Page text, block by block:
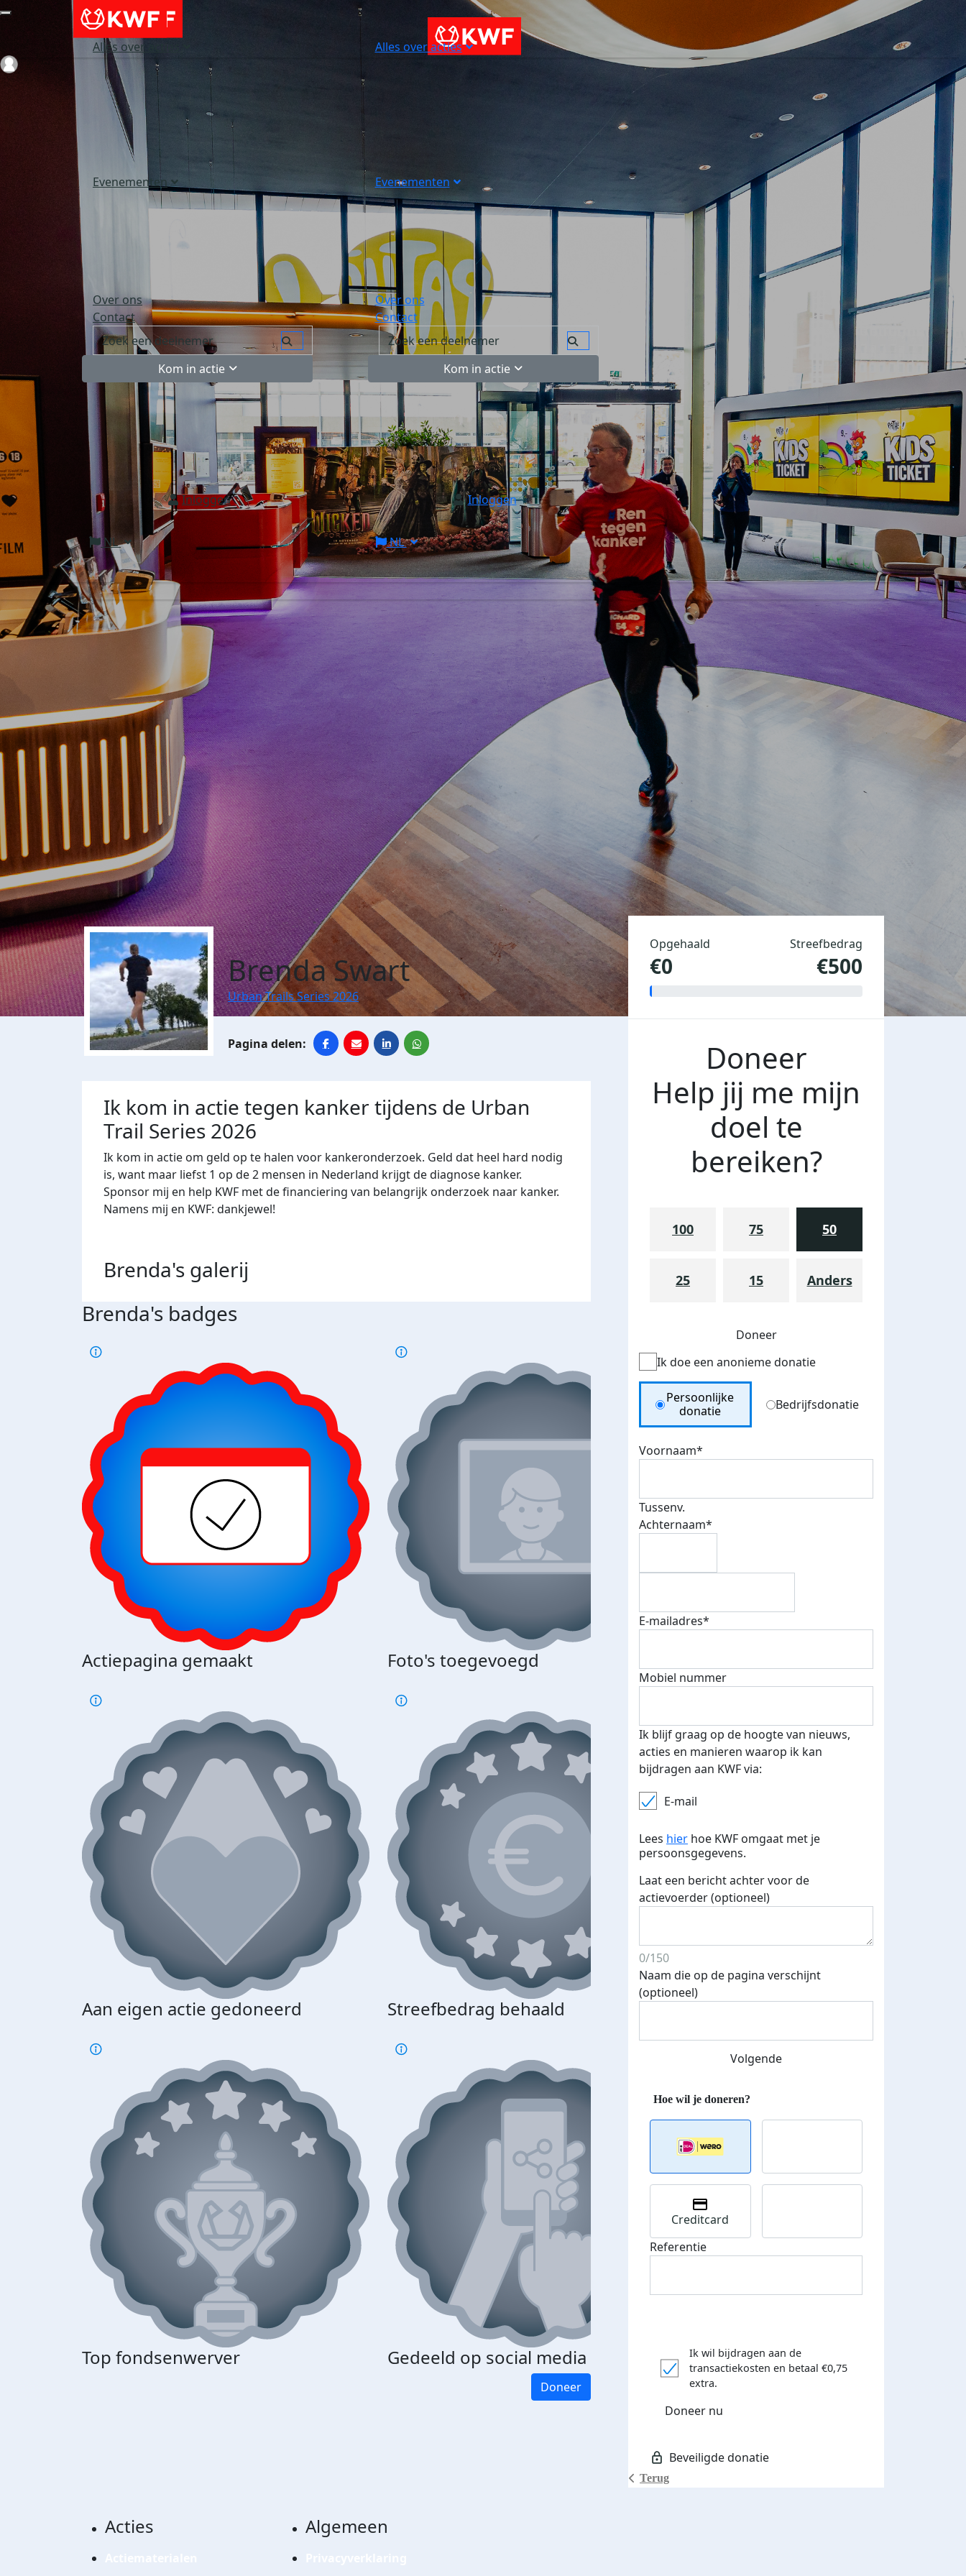
Alles over acties
Evenementen
Over ons
Contact
Kom in actie
Inloggen
NL
Alles over acties
Evenementen
Over ons
Contact
Kom in actie
Inloggen
NL
Login
Brenda Swart
Urban Trails Series 2026
Ik kom in actie tegen kanker tijdens de Urban
Trail Series 2026
Ik kom in actie om geld op te halen voor kankeronderzoek. Geld dat heel hard nodig
is, want maar liefst 1 op de 2 mensen in Nederland krijgt de diagnose kanker.
Sponsor mij en help KWF met de financiering van belangrijk onderzoek naar kanker.
Namens mij en KWF: dankjewel!
Brenda's galerij
Brenda's badges
Actiepagina gemaakt Foto's toegevoegd
Aan eigen actie gedoneerd Streefbedrag behaald Streefbedrag verhoogd
Top fondsenwerver Gedeeld op social media Donateurs bedankt
Doneer
Opgehaald
€0
Streefbedrag
€500
Doneer
Help jij me mijn
doel te
bereiken?
100 75 50
25 15 Anders
Doneer
Ik doe een anonieme donatie
Donation Type
Persoonlijke
donatie
Bedrijfsdonatie
Voornaam*
Tussenv.
Achternaam*
E-mailadres*
Mobiel nummer
Ik blijf graag op de hoogte van nieuws,
acties en manieren waarop ik kan
bijdragen aan KWF via:
E-mail
Lees hier hoe KWF omgaat met je
persoonsgegevens.
Laat een bericht achter voor de
actievoerder (optioneel)
0/150
Naam die op de pagina verschijnt
(optioneel)
Volgende
Terug
Creditcard
Referentie
Ik wil bijdragen aan de
transactiekosten en betaal €0,75
extra.
Doneer nu
Acties Algemeen